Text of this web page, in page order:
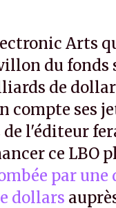
Arts
du fonds
de
compte ses
de l'éditeur
ce LBO
par une
dollars